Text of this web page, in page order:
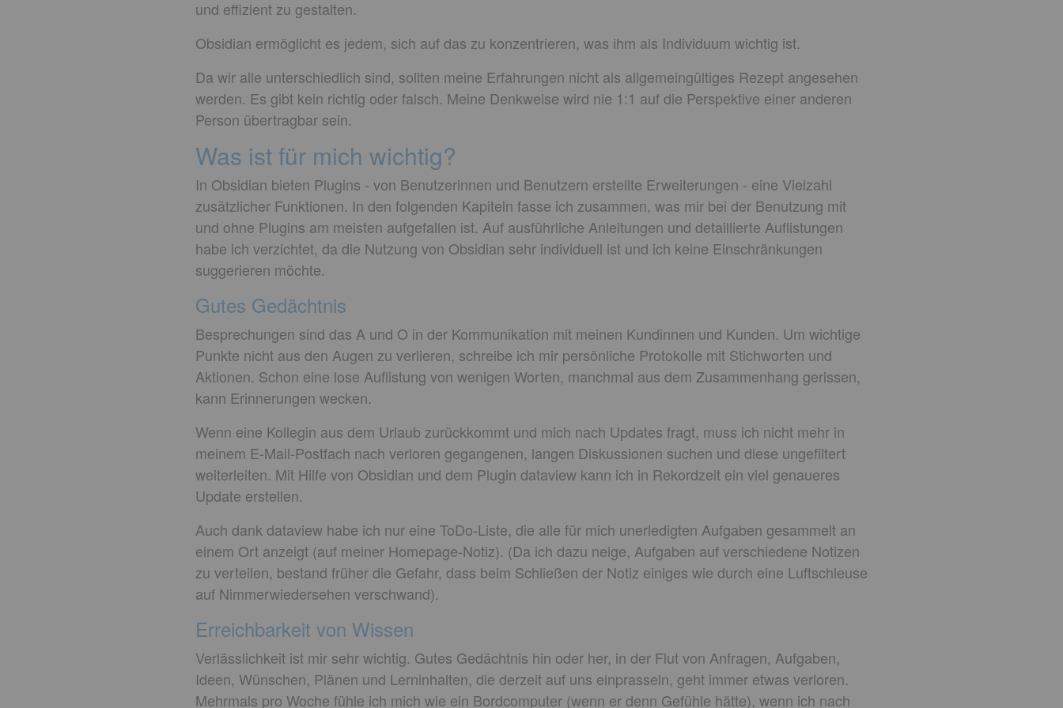
und effizient zu gestalten.
Obsidian ermöglicht es jedem, sich auf das zu konzentrieren, was ihm als Individuum wichtig ist.
Da wir alle unterschiedlich sind, sollten meine Erfahrungen nicht als allgemeingültiges Rezept angesehen
werden. Es gibt kein richtig oder falsch. Meine Denkweise wird nie 1:1 auf die Perspektive einer anderen
Person übertragbar sein.
Was ist für mich wichtig?
In Obsidian bieten Plugins - von Benutzerinnen und Benutzern erstellte Erweiterungen - eine Vielzahl
zusätzlicher Funktionen. In den folgenden Kapiteln fasse ich zusammen, was mir bei der Benutzung mit
und ohne Plugins am meisten aufgefallen ist. Auf ausführliche Anleitungen und detaillierte Auflistungen
habe ich verzichtet, da die Nutzung von Obsidian sehr individuell ist und ich keine Einschränkungen
suggerieren möchte.
Gutes Gedächtnis
Besprechungen sind das A und O in der Kommunikation mit meinen Kundinnen und Kunden. Um wichtige
Punkte nicht aus den Augen zu verlieren, schreibe ich mir persönliche Protokolle mit Stichworten und
Aktionen. Schon eine lose Auflistung von wenigen Worten, manchmal aus dem Zusammenhang gerissen,
kann Erinnerungen wecken.
Wenn eine Kollegin aus dem Urlaub zurückkommt und mich nach Updates fragt, muss ich nicht mehr in
meinem E-Mail-Postfach nach verloren gegangenen, langen Diskussionen suchen und diese ungefiltert
weiterleiten. Mit Hilfe von Obsidian und dem Plugin dataview kann ich in Rekordzeit ein viel genaueres
Update erstellen.
Auch dank dataview habe ich nur eine ToDo-Liste, die alle für mich unerledigten Aufgaben gesammelt an
einem Ort anzeigt (auf meiner Homepage-Notiz). (Da ich dazu neige, Aufgaben auf verschiedene Notizen
zu verteilen, bestand früher die Gefahr, dass beim Schließen der Notiz einiges wie durch eine Luftschleuse
auf Nimmerwiedersehen verschwand).
Erreichbarkeit von Wissen
Verlässlichkeit ist mir sehr wichtig. Gutes Gedächtnis hin oder her, in der Flut von Anfragen, Aufgaben,
Ideen, Wünschen, Plänen und Lerninhalten, die derzeit auf uns einprasseln, geht immer etwas verloren.
Mehrmals pro Woche fühle ich mich wie ein Bordcomputer (wenn er denn Gefühle hätte), wenn ich nach